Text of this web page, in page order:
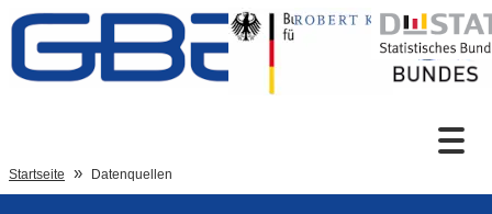
Zum Inhalt
Startseite Datenquellen